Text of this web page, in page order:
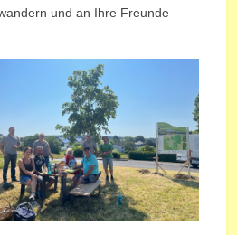
und an Ihre Freunde